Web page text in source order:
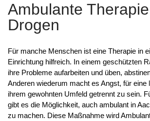
Ambulante
Drogen
Für manche Menschen ist eine Therapie in
Einrichtung hilfreich. In einem geschützten
ihre Probleme aufarbeiten und üben,
Anderen wiederum macht es Angst, für eine
ihrem gewohnten Umfeld getrennt zu sein.
gibt es die Möglichkeit, auch ambulant in
zu machen. Diese Maßnahme wird